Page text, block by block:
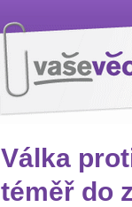
Válka
téměř do